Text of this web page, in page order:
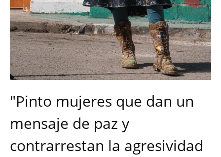
"Pinto mujeres que dan un
mensaje de paz y
contrarrestan la agresividad